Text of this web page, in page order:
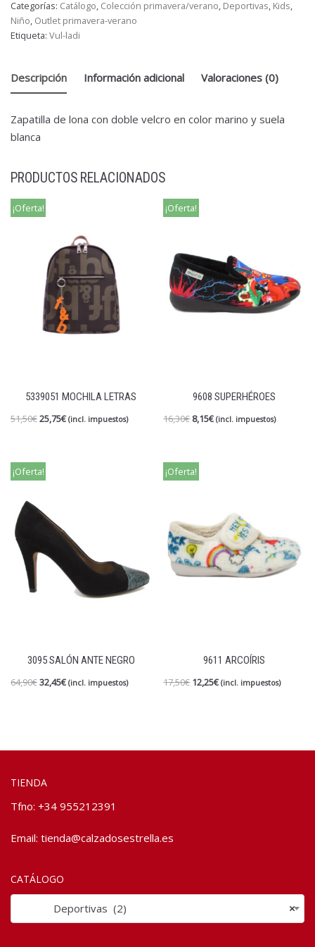
Categorías: Catálogo, Colección primavera/verano, Deportivas, Kids,
Niño, Outlet primavera-verano
Etiqueta: Vul-ladi
Descripción Información adicional Valoraciones (0)
Zapatilla de lona con doble velcro en color marino y suela
blanca
PRODUCTOS RELACIONADOS
¡Oferta!
5339051 MOCHILA LETRAS
51,50€25,75€ (incl. impuestos)
¡Oferta!
9608 SUPERHÉROES
16,30€ 8,15€ (incl. impuestos)
¡Oferta!
3095 SALÓN ANTE NEGRO
64,90€32,45€ (incl. impuestos)
¡Oferta!
9611 ARCOÍRIS
17,50€ 12,25€ (incl. impuestos)
TIENDA
Tfno: +34 955212391
Email: tienda@calzadosestrella.es
CATÁLOGO
×
Deportivas (2)